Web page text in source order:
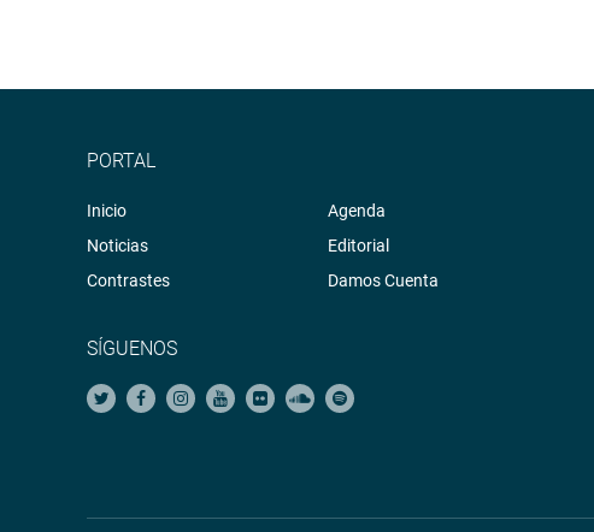
PORTAL
Inicio
Noticias
Contrastes
Agenda
Editorial
Damos Cuenta
SÍGUENOS